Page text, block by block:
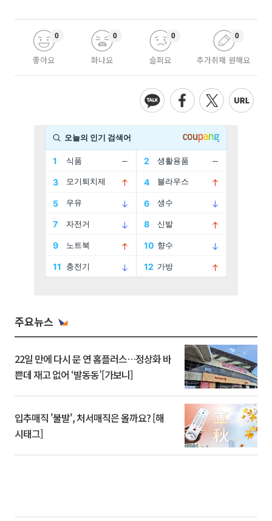
좋아요
0
화나요
0
슬퍼요
0
추가취재 원해요
0
주요뉴스
22일 만에 다시 문 연 홈플러스…정상화 바
쁜데 재고 없어 ‘발동동’[가보니]
입추매직 '불발', 처서매직은 올까요? [해
시태그]